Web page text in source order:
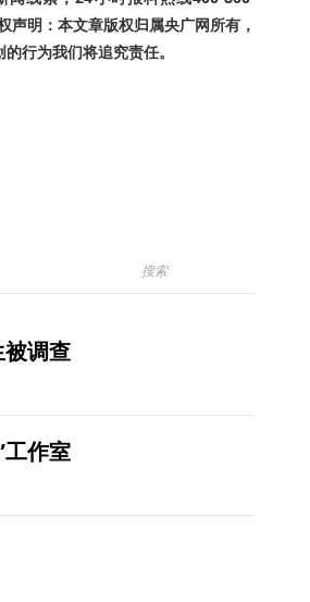
声明：本文章版权归属央广网所有，
行为我们将追究责任。
调查
作室